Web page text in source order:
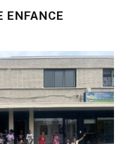
ENFANCE